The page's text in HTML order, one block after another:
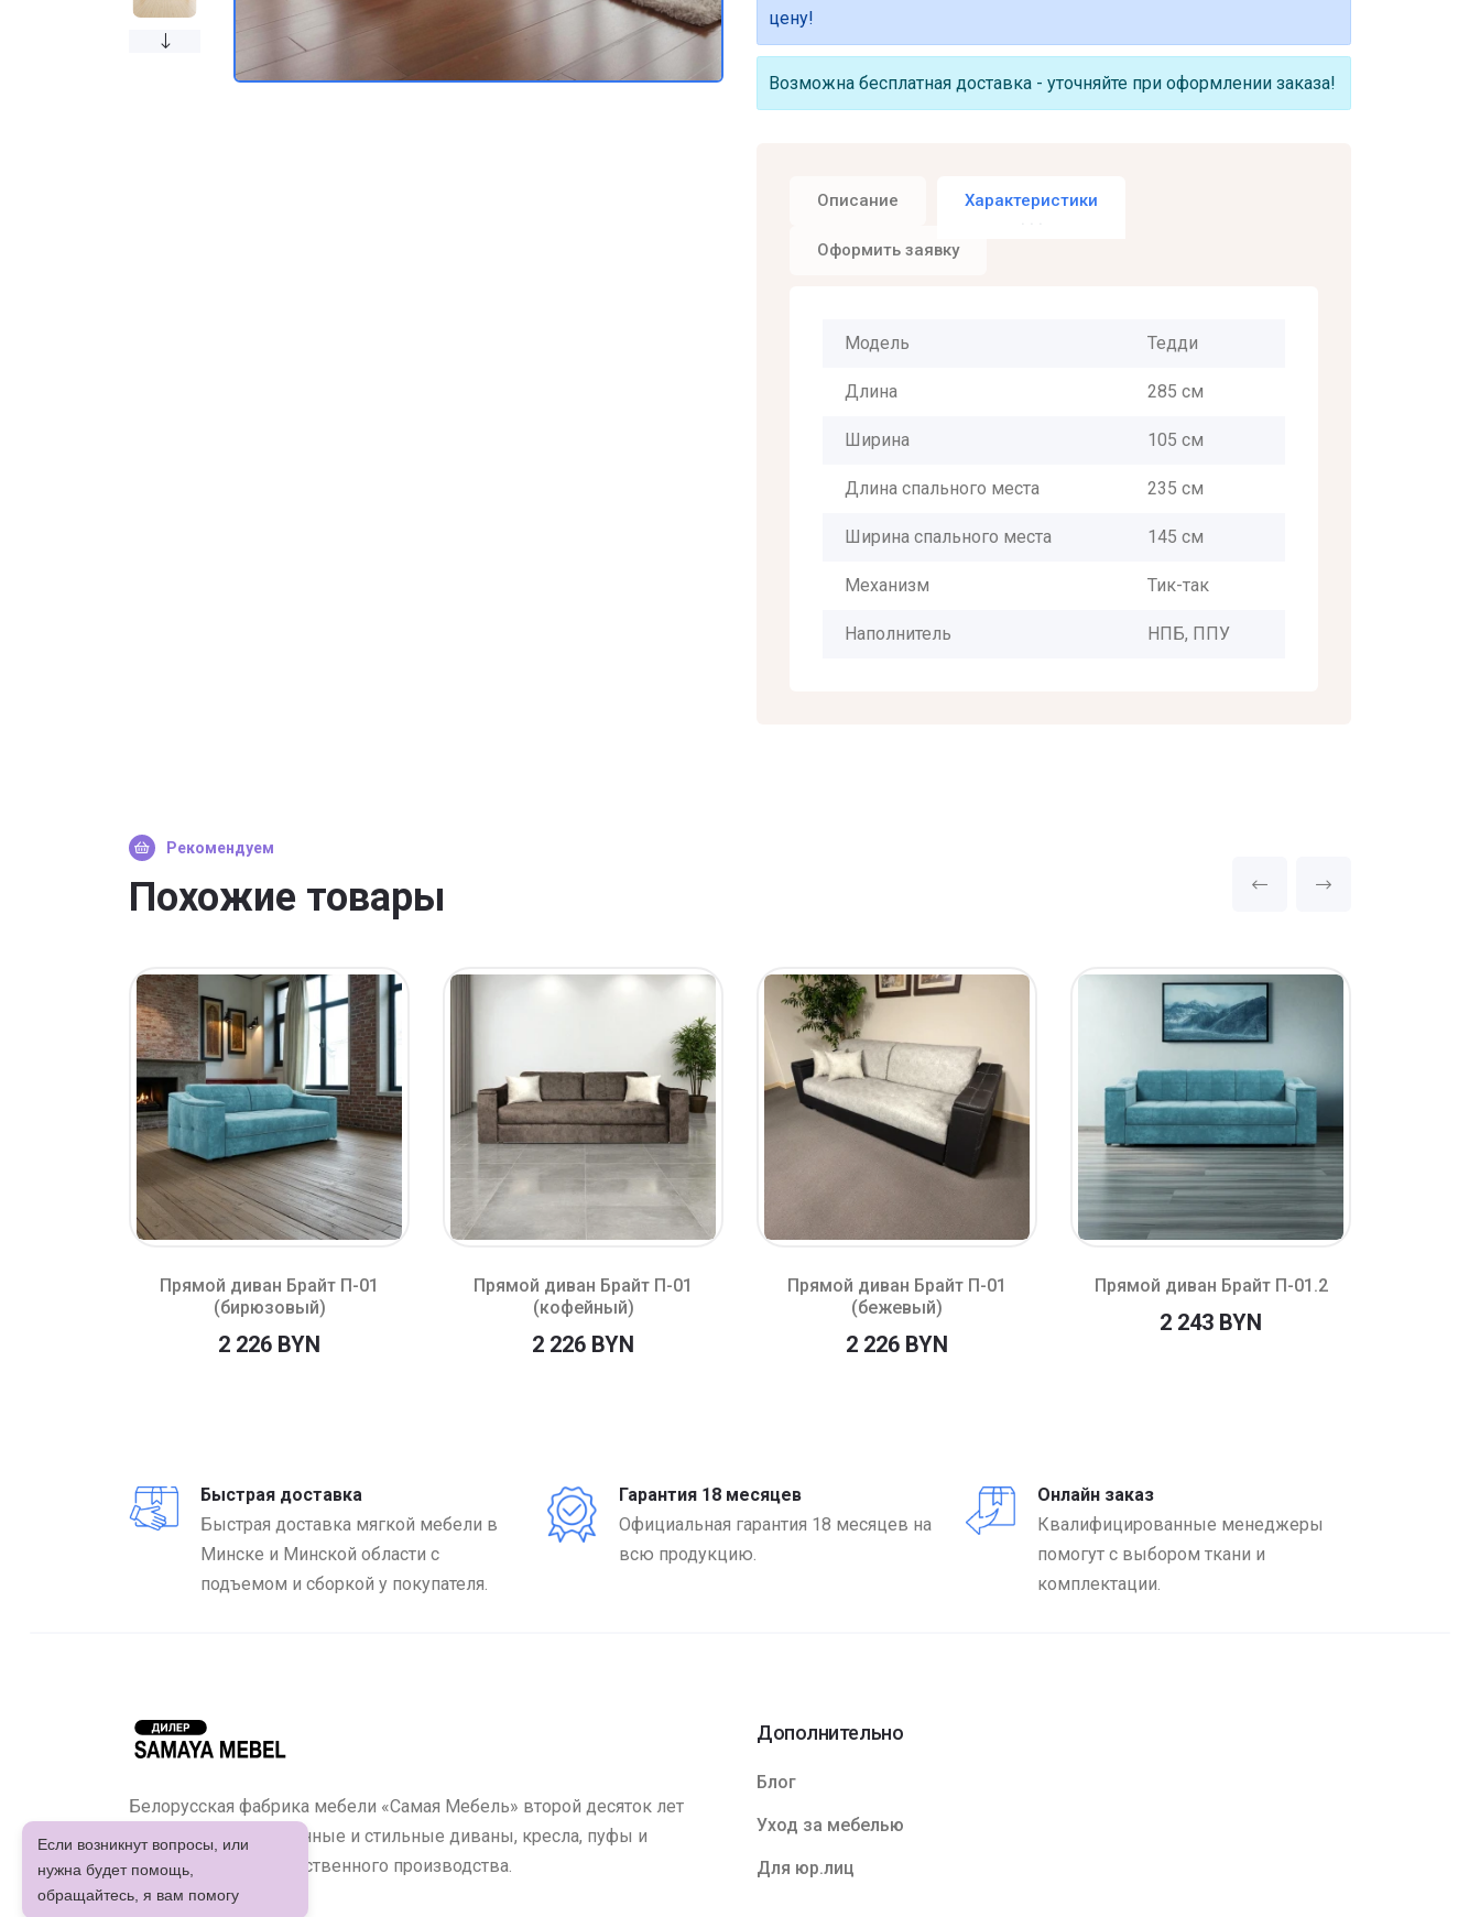
Если возникнут вопросы, или
нужна будет помощь,
обращайтесь, я вам помогу
цену!
Возможна бесплатная доставка - уточняйте при оформлении заказа!
Описание Характеристики
Оформить заявку
Модель Тедди
Длина 285 см
Ширина 105 см
Длина спального места 235 см
Ширина спального места 145 см
Механизм Тик-так
Наполнитель НПБ, ППУ
Рекомендуем
Похожие товары
Прямой диван Брайт П-01
(бирюзовый)
2 226 BYN
Прямой диван Брайт П-01
(кофейный)
2 226 BYN
Прямой диван Брайт П-01
(бежевый)
2 226 BYN
Прямой диван Брайт П-01.2
2 243 BYN
Быстрая доставка
Быстрая доставка мягкой мебели в
Минске и Минской области с
подъемом и сборкой у покупателя.
Гарантия 18 месяцев
Официальная гарантия 18 месяцев на
всю продукцию.
Онлайн заказ
Квалифицированные менеджеры
помогут с выбором ткани и
комплектации.
Белорусская фабрика мебели «Самая Мебель» второй десяток лет
предлагает качественные и стильные диваны, кресла, пуфы и
кухонные уголки собственного производства.
Дополнительно
Блог
Уход за мебелью
Для юр.лиц